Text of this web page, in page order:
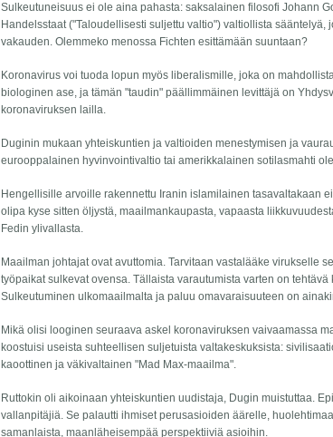
Sulkeutuneisuus ei ole aina pahasta: saksalainen filosofi Johann
Handelsstaat ("Taloudellisesti suljettu valtio") valtiollista
vakauden. Olemmeko menossa Fichten esittämään suuntaan?
Koronavirus voi tuoda lopun myös liberalismille, joka on
biologinen ase, ja tämän "taudin" päällimmäinen levittäjä on
koronaviruksen lailla.
Duginin mukaan yhteiskuntien ja valtioiden menestymisen ja
eurooppalainen hyvinvointivaltio tai amerikkalainen sotilasmahti
Hengellisille arvoille rakennettu Iranin islamilainen tasavaltakaan
olipa kyse sitten öljystä, maailmankaupasta, vapaasta
Fedin ylivallasta.
Maailman johtajat ovat avuttomia. Tarvitaan vastalääke virukselle
työpaikat sulkevat ovensa. Tällaista varautumista varten on
Sulkeutuminen ulkomaailmalta ja paluu omavaraisuuteen on
Mikä olisi looginen seuraava askel koronaviruksen vaivaamassa
koostuisi useista suhteellisen suljetuista valtakeskuksista:
kaoottinen ja väkivaltainen "Mad Max-maailma".
Ruttokin oli aikoinaan yhteiskuntien uudistaja, Dugin muistuttaa.
vallanpitäjiä. Se palautti ihmiset perusasioiden äärelle,
samanlaista, maanläheisempää perspektiiviä asioihin.